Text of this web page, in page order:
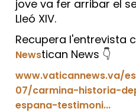
jove va fer arribar el
Lleó XIV.
Recupera l'entrevista
Newstican News 👇
www.vaticannews.va/
07/carmina-historia-
espana-testimoni...